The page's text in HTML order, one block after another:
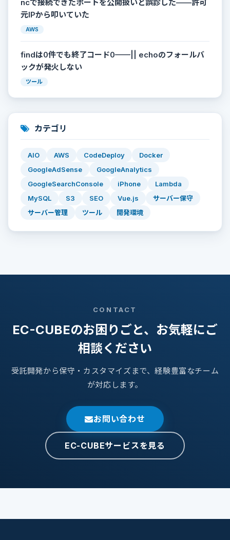
ncで接続できたポートを公開扱いと誤診した——許可
元IPから叩いていた
AWS
findは0件でも終了コード0——|| echoのフォールバ
ックが発火しない
ツール
カテゴリ
AIO AWS CodeDeploy
Docker
GoogleAdSense
GoogleAnalytics
GoogleSearchConsole
iPhone
Lambda
MySQL
S3 SEO Vue.js
サーバー保守
サーバー管理
ツール 開発環境
CONTACT
EC-CUBEのお困りごと、お気軽にご
相談ください
受託開発から保守・カスタマイズまで、経験豊富なチーム
が対応します。
お問い合わせ
EC-CUBEサービスを見る